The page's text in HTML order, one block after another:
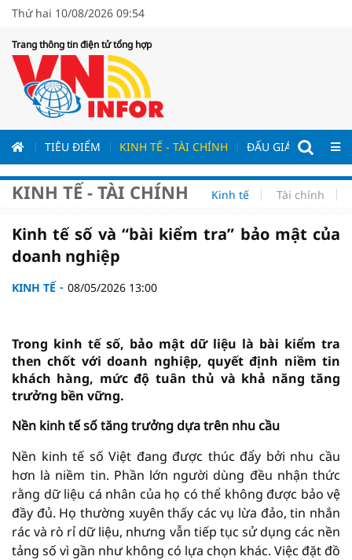
Thứ hai 10/08/2026 09:54
Trang thông tin điện tử tổng hợp
TIÊU ĐIỂM KINH TẾ - TÀI CHÍNH ĐẤU GIÁ - ĐẤU
KINH TẾ - TÀI CHÍNH Kinh tế Tài chính
Kinh tế số và “bài kiểm tra” bảo mật của
doanh nghiệp
KINH TẾ 08/05/2026 13:00
Trong kinh tế số, bảo mật dữ liệu là bài kiểm tra
then chốt với doanh nghiệp, quyết định niềm tin
khách hàng, mức độ tuân thủ và khả năng tăng
trưởng bền vững.
Nền kinh tế số tăng trưởng dựa trên nhu cầu
Nền kinh tế số Việt đang được thúc đẩy bởi nhu cầu
hơn là niềm tin. Phần lớn người dùng đều nhận thức
rằng dữ liệu cá nhân của họ có thể không được bảo vệ
đầy đủ. Họ thường xuyên thấy các vụ lừa đảo, tin nhắn
rác và rò rỉ dữ liệu, nhưng vẫn tiếp tục sử dụng các nền
tảng số vì gần như không có lựa chọn khác. Việc đặt đồ